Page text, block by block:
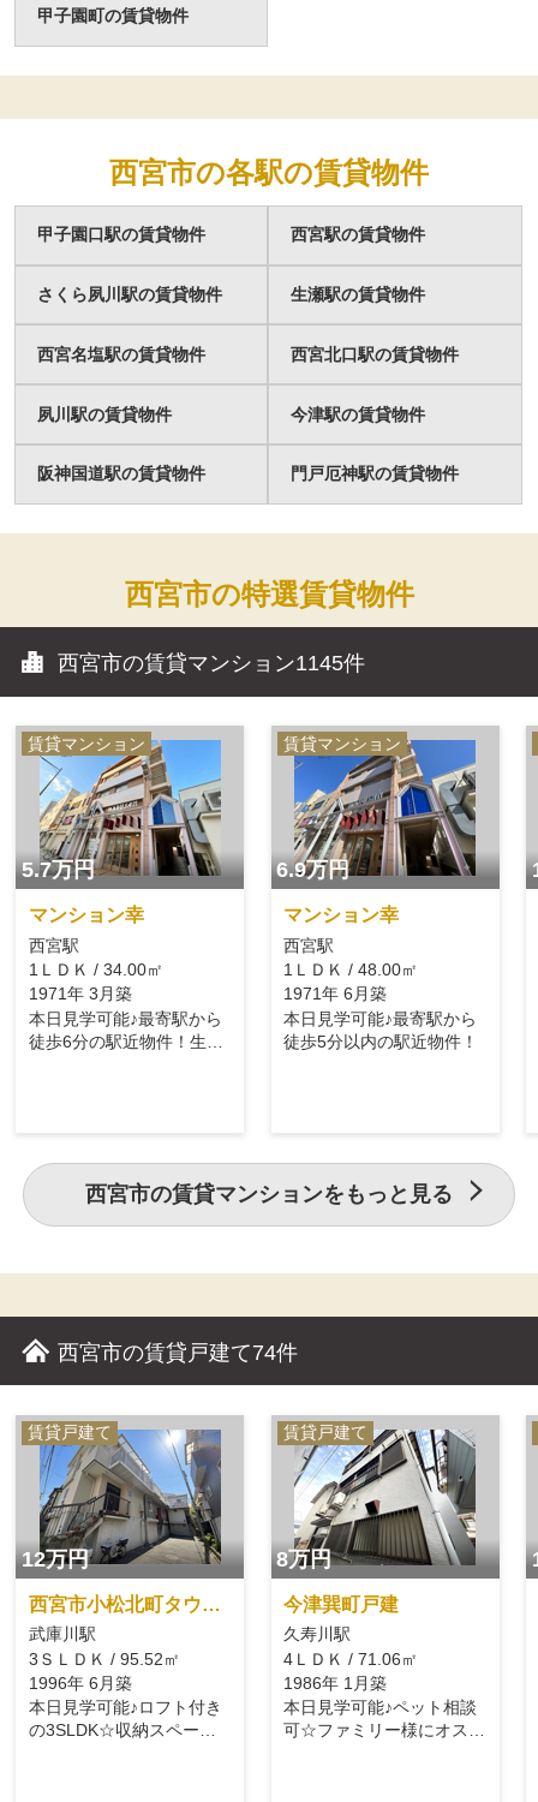
甲子園町の賃貸物件
西宮市の各駅の賃貸物件
甲子園口駅の賃貸物件 西宮駅の賃貸物件
さくら夙川駅の賃貸物件 生瀬駅の賃貸物件
西宮名塩駅の賃貸物件 西宮北口駅の賃貸物件
夙川駅の賃貸物件 今津駅の賃貸物件
阪神国道駅の賃貸物件 門戸厄神駅の賃貸物件
西宮市の特選賃貸物件
西宮市の賃貸マンション1145件
賃貸マンション
5.7万円
マンション幸
西宮駅
1ＬＤＫ / 34.00㎡
1971年 3月築
本日見学可能♪最寄駅から
徒歩6分の駅近物件！生活
賃貸マンション
6.9万円
マンション幸
西宮駅
1ＬＤＫ / 48.00㎡
1971年 6月築
本日見学可能♪最寄駅から
徒歩5分以内の駅近物件！
西宮市の賃貸マンションをもっと見る
西宮市の賃貸戸建て74件
賃貸戸建て
12万円
西宮市小松北町タウンハウス
武庫川駅
3ＳＬＤＫ / 95.52㎡
1996年 6月築
本日見学可能♪ロフト付き
の3SLDK☆収納スペース
賃貸戸建て
8万円
今津巽町戸建
久寿川駅
4ＬＤＫ / 71.06㎡
1986年 1月築
本日見学可能♪ペット相談
可☆ファミリー様にオスス